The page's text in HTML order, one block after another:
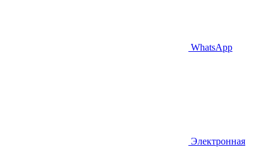
WhatsApp
Электронная